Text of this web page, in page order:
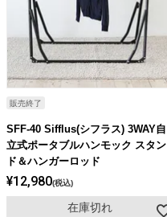
販売終了
SFF-40 Sifflus(シフラス) 3WAY自
立式ポータブルハンモック スタン
ド＆ハンガーロッド
¥12,980 税込
在庫切れ